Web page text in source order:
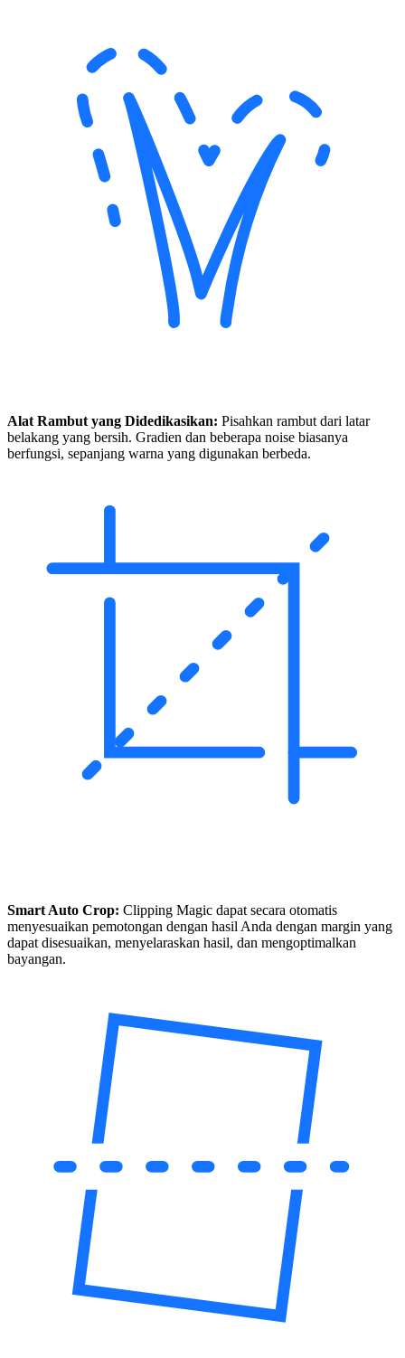
Alat Rambut yang Didedikasikan: Pisahkan rambut dari latar
belakang yang bersih. Gradien dan beberapa noise biasanya
berfungsi, sepanjang warna yang digunakan berbeda.
Smart Auto Crop: Clipping Magic dapat secara otomatis
menyesuaikan pemotongan dengan hasil Anda dengan margin yang
dapat disesuaikan, menyelaraskan hasil, dan mengoptimalkan
bayangan.